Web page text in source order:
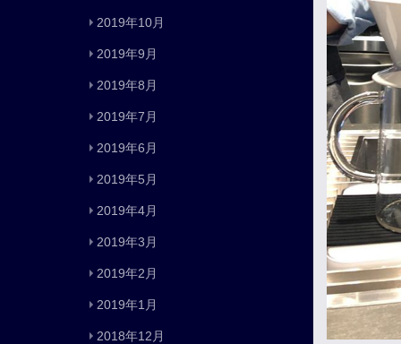
2019年10月
2019年9月
2019年8月
2019年7月
2019年6月
2019年5月
2019年4月
2019年3月
2019年2月
2019年1月
2018年12月